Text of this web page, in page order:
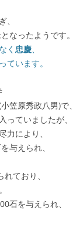
、
なったようです。
く 忠慶
ています。
笠原秀政八男)で、
っていましたが、
力により、
与えられ、
ており、
石を与えられ、